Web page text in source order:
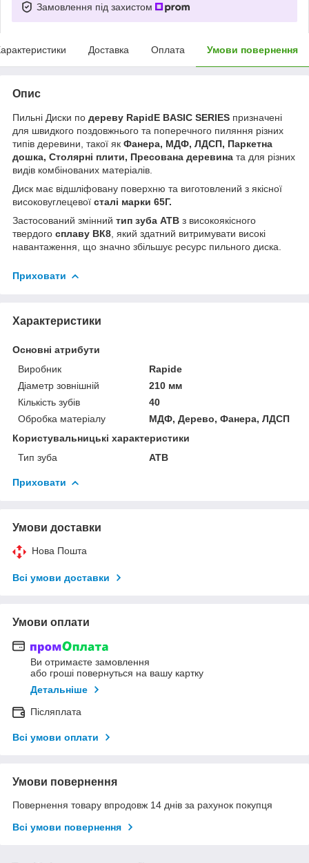
Замовлення під захистом
Доставка Оплата Умови повернення
Опис
Пильні Диски по дереву RapidE BASIC SERIES призначені
для швидкого поздовжнього та поперечного пиляння різних
типів деревини, такої як Фанера, МДФ, ЛДСП, Паркетна
дошка, Столярні плити, Пресована деревина та для різних
видів комбінованих матеріалів.
Диск має відшліфовану поверхню та виготовлений з якісної
високовуглецевої сталі марки 65Г.
Застосований змінний тип зуба ATB з високоякісного
твердого сплаву ВК8 , який здатний витримувати високі
навантаження, що значно збільшує ресурс пильного диска.
Приховати
Характеристики
Основні атрибути
Виробник
Rapide
Діаметр зовнішній
210 мм
Кількість зубів
40
Обробка матеріалу
МДФ, Дерево, Фанера, ЛДСП
Користувальницькі характеристики
Тип зуба
ATB
Приховати
Умови доставки
Нова Пошта
Всі умови доставки
Умови оплати
Ви отримаєте замовлення
або гроші повернуться на вашу картку
Детальніше
Післяплата
Всі умови оплати
Умови повернення
Повернення товару впродовж 14 днів за рахунок покупця
Всі умови повернення